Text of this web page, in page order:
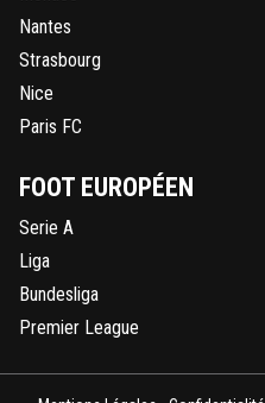
Nantes
Strasbourg
Nice
Paris FC
FOOT EUROPÉEN
Serie A
Liga
Bundesliga
Premier League